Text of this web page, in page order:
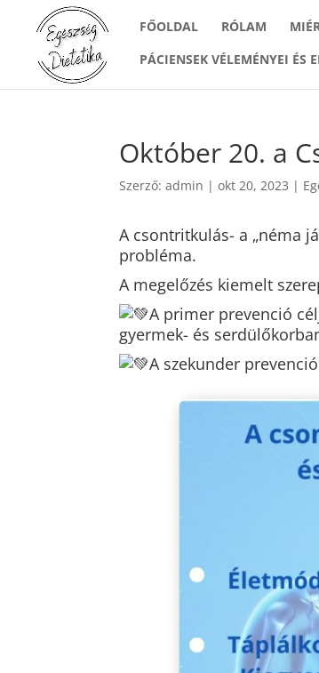
FŐOLDAL RÓLAM
PÁCIENSEK VÉLEMÉNYEI ÉS
Október 20. a
Szerző:admin |okt 20, 2023 |
A csontritkulás- a „néma
probléma.
A megelőzés kiemelt
A primer prevenció
gyermek- és
A szekunder